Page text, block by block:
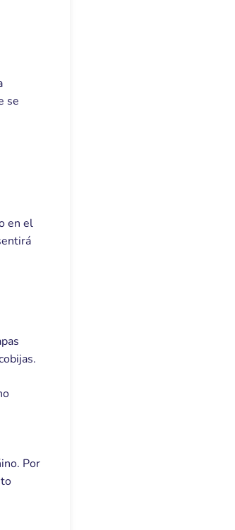
se
en el
Por